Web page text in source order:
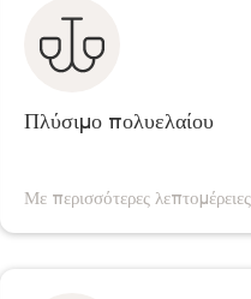
Πλύσιμο πολυελαίου
Με περισσότερες
которые висят на